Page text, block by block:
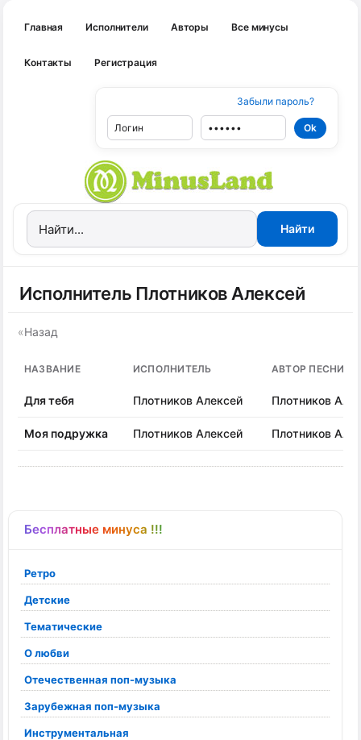
Главная Исполнители Авторы Все минусы
Контакты Регистрация
Забыли пароль?
Бесплатные минуса !!!
Ретро
Детские
Тематические
О любви
Отечественная поп-музыка
Зарубежная поп-музыка
Инструментальная
Исполнитель Плотников Алексей
«Назад
НАЗВАНИЕ ИСПОЛНИТЕЛЬ АВТОР ПЕСНИ
Для тебя Плотников Алексей Плотников
Моя подружка Плотников Алексей Плотников